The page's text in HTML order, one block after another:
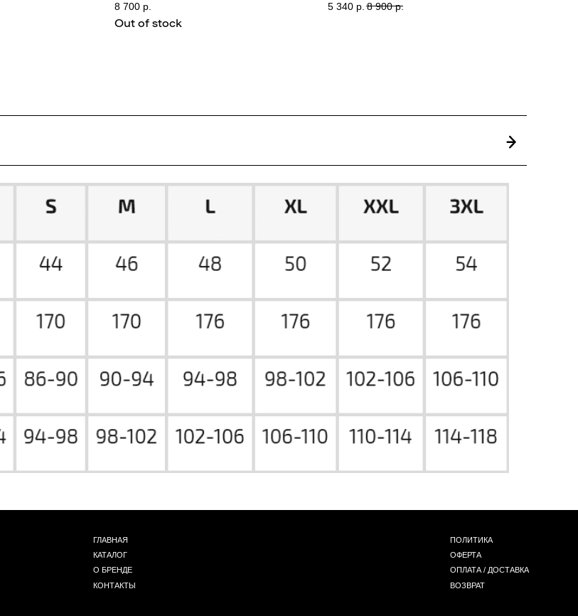
8 700 р.
Out of stock
AROUND
5 340 р. 8 900 р.
ГЛАВНАЯ
ПОЛИТИКА
СОЗДАНИЕ САЙТА
КОНТАКТЫ
ВОЗВРАТ
Г. НОВОСИБИРСК, ЧАПЛЫГИНА 93